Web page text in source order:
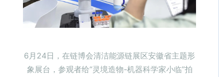
6月24日，在链博会清洁能源链展区安徽省主题形
象展台，参观者给“灵境造物-机器科学家小临”拍